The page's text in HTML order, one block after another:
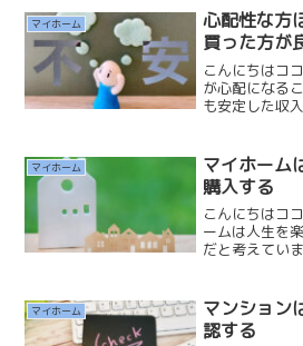
マイホーム
心配性な方
買った方が
こんにちはコ
が心配になる
も安定した収
で働けるの
私は心配性な
を購入するべ
らNISAや
マイホーム
マイホーム
購入する
こんにちはコ
ームは人生を
だと考えてい
る」「生活の
える」など、
いマイホーム
間や駅近、予
マイホーム
マンション
認する